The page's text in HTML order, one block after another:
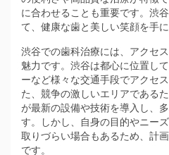
に合わせることも重要です。渋
て、健康な歯と美しい笑顔を手に
渋谷での歯科治療には、アクセ
魅力です。渋谷は都心に位置し
ーなど様々な交通手段でアクセ
た、競争の激しいエリアである
が最新の設備や技術を導入し、
す。しかし、自身の目的やニー
取りづらい場合もあるため、計
です。